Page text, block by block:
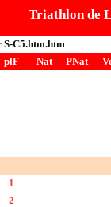
Triathlon de
C5.htm.htm
plF Nat PNat
1
2